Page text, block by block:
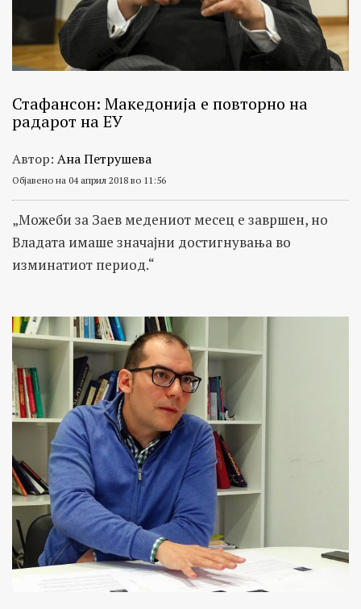
општествено
политички
личности
Стафансон: Македонија е повторно на
радарот на ЕУ
Автор: Ана Петрушева
Објавено на 04 април 2018 во 11:56
„Можеби за Заев медениот месец е завршен, но
Владата имаше значајни достигнувања во
изминатиот период.“